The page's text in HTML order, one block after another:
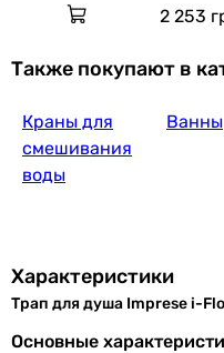
2 253
Также покупают в
Краны для
смешивания
воды
Ванны
Характеристики
Трап для душа Imprese i-
Основные